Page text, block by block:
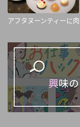
アフタヌーンティーに